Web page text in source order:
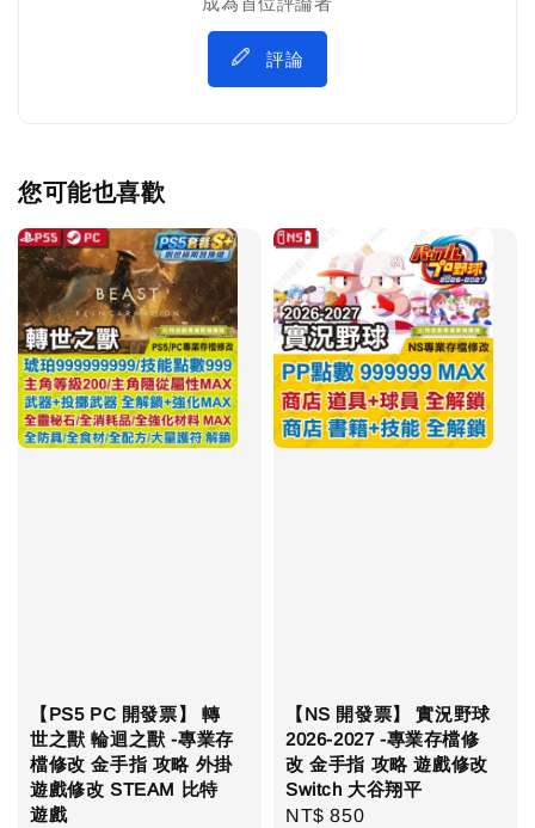
評論
您可能也喜歡
【PS5 PC 開發票】 轉
世之獸 輪迴之獸 -專業存
檔修改 金手指 攻略 外掛
遊戲修改 STEAM 比特
遊戲
【NS 開發票】 實況野球
2026-2027 -專業存檔修
改 金手指 攻略 遊戲修改
Switch 大谷翔平
Regular
NT$ 850